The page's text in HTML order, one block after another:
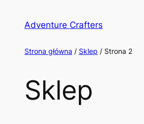
Adventure Crafters
Strona główna / Sklep / Strona 2
Sklep